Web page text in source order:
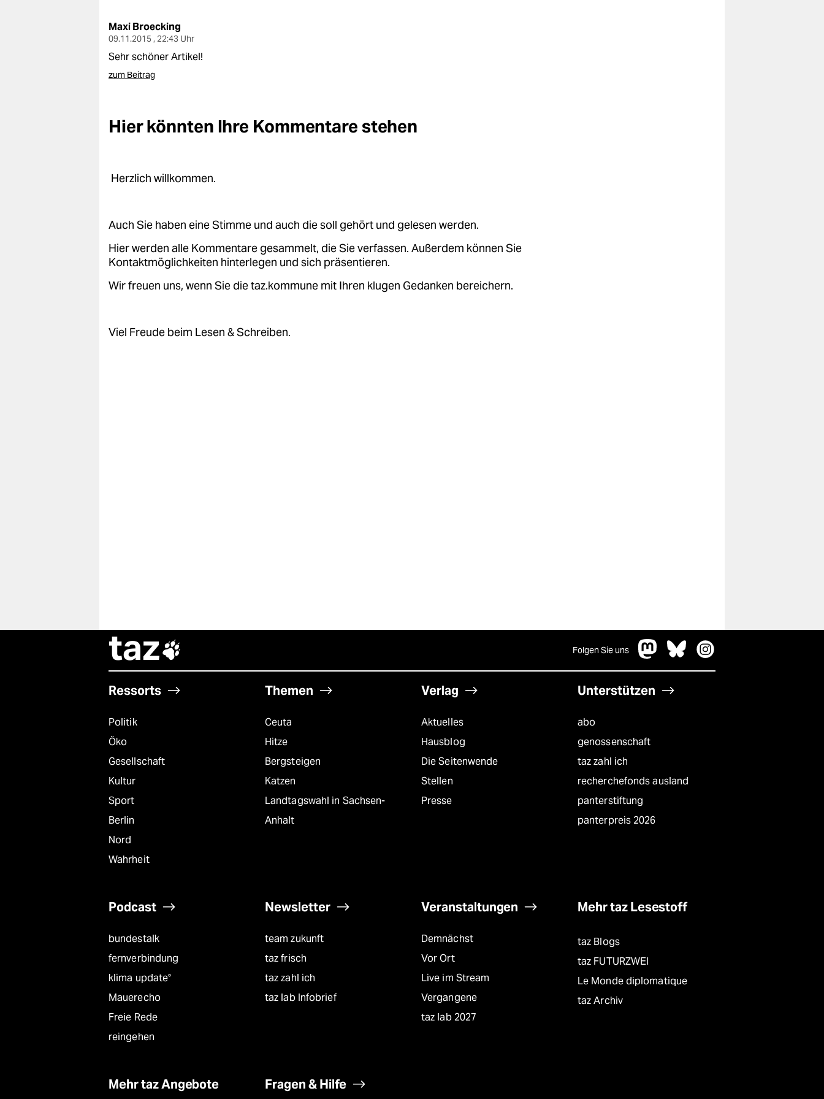
nord
wahrheit
verlag
veranstaltungen
fragen & hilfe
abo
genossenschaft
Maxi Broecking
09.11.2015 , 22:43 Uhr
Sehr schöner Artikel!
zum Beitrag
Hier könnten Ihre Kommentare stehen
Herzlich willkommen.
Auch Sie haben eine Stimme und auch die soll gehört und gelesen werden.
Hier werden alle Kommentare gesammelt, die Sie verfassen. Außerdem können Sie
Kontaktmöglichkeiten hinterlegen und sich präsentieren.
Wir freuen uns, wenn Sie die taz.kommune mit Ihren klugen Gedanken bereichern.
Viel Freude beim Lesen & Schreiben.
taz Folgen Sie uns
Ressorts
Politik
Öko
Gesellschaft
Kultur
Sport
Berlin
Nord
Wahrheit
Themen
Ceuta
Hitze
Bergsteigen
Katzen
Landtagswahl in Sachsen-
Anhalt
Verlag
Aktuelles
Hausblog
Die Seitenwende
Stellen
Presse
Unterstützen
abo
genossenschaft
taz zahl ich
recherchefonds ausland
panterstiftung
panterpreis 2026
Podcast
bundestalk
fernverbindung
klima update°
Mauerecho
Freie Rede
reingehen
Newsletter
team zukunft
taz frisch
taz zahl ich
taz lab Infobrief
Veranstaltungen
Demnächst
Vor Ort
Live im Stream
Vergangene
taz lab 2027
Mehr taz Lesestoff
taz Blogs
taz FUTURZWEI
Le Monde diplomatique
taz Archiv
Mehr taz Angebote Fragen & Hilfe